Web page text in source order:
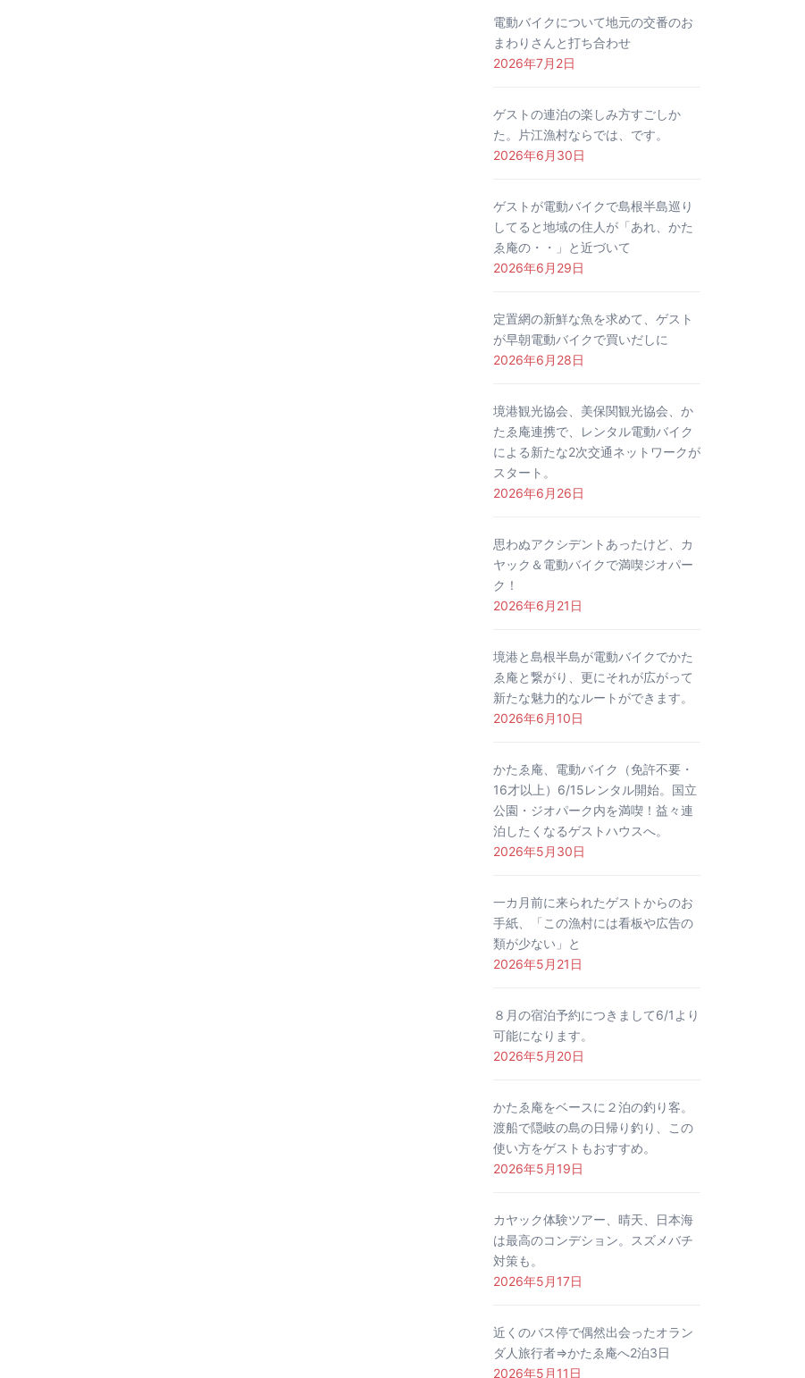
電動バイクについて地元の交番のお
まわりさんと打ち合わせ
2026年7月2日
ゲストの連泊の楽しみ方すごしか
た。片江漁村ならでは、です。
2026年6月30日
ゲストが電動バイクで島根半島巡り
してると地域の住人が「あれ、かた
ゑ庵の・・」と近づいて
2026年6月29日
定置網の新鮮な魚を求めて、ゲスト
が早朝電動バイクで買いだしに
2026年6月28日
境港観光協会、美保関観光協会、か
たゑ庵連携で、レンタル電動バイク
による新たな2次交通ネットワークが
スタート。
2026年6月26日
思わぬアクシデントあったけど、カ
ヤック＆電動バイクで満喫ジオパー
ク！
2026年6月21日
境港と島根半島が電動バイクでかた
ゑ庵と繋がり、更にそれが広がって
新たな魅力的なルートができます。
2026年6月10日
かたゑ庵、電動バイク（免許不要・
16才以上）6/15レンタル開始。国立
公園・ジオパーク内を満喫！益々連
泊したくなるゲストハウスへ。
2026年5月30日
一カ月前に来られたゲストからのお
手紙、「この漁村には看板や広告の
類が少ない」と
2026年5月21日
８月の宿泊予約につきまして6/1より
可能になります。
2026年5月20日
かたゑ庵をベースに２泊の釣り客。
渡船で隠岐の島の日帰り釣り、この
使い方をゲストもおすすめ。
2026年5月19日
カヤック体験ツアー、晴天、日本海
は最高のコンデション。スズメバチ
対策も。
2026年5月17日
近くのバス停で偶然出会ったオラン
ダ人旅行者⇒かたゑ庵へ2泊3日
2026年5月11日